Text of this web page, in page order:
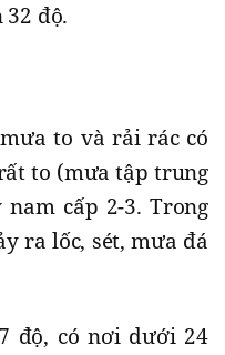
độ.
to và rải rác có
to (mưa tập trung
cấp 2-3. Trong
ra lốc, sét, mưa đá
độ, có nơi dưới 24